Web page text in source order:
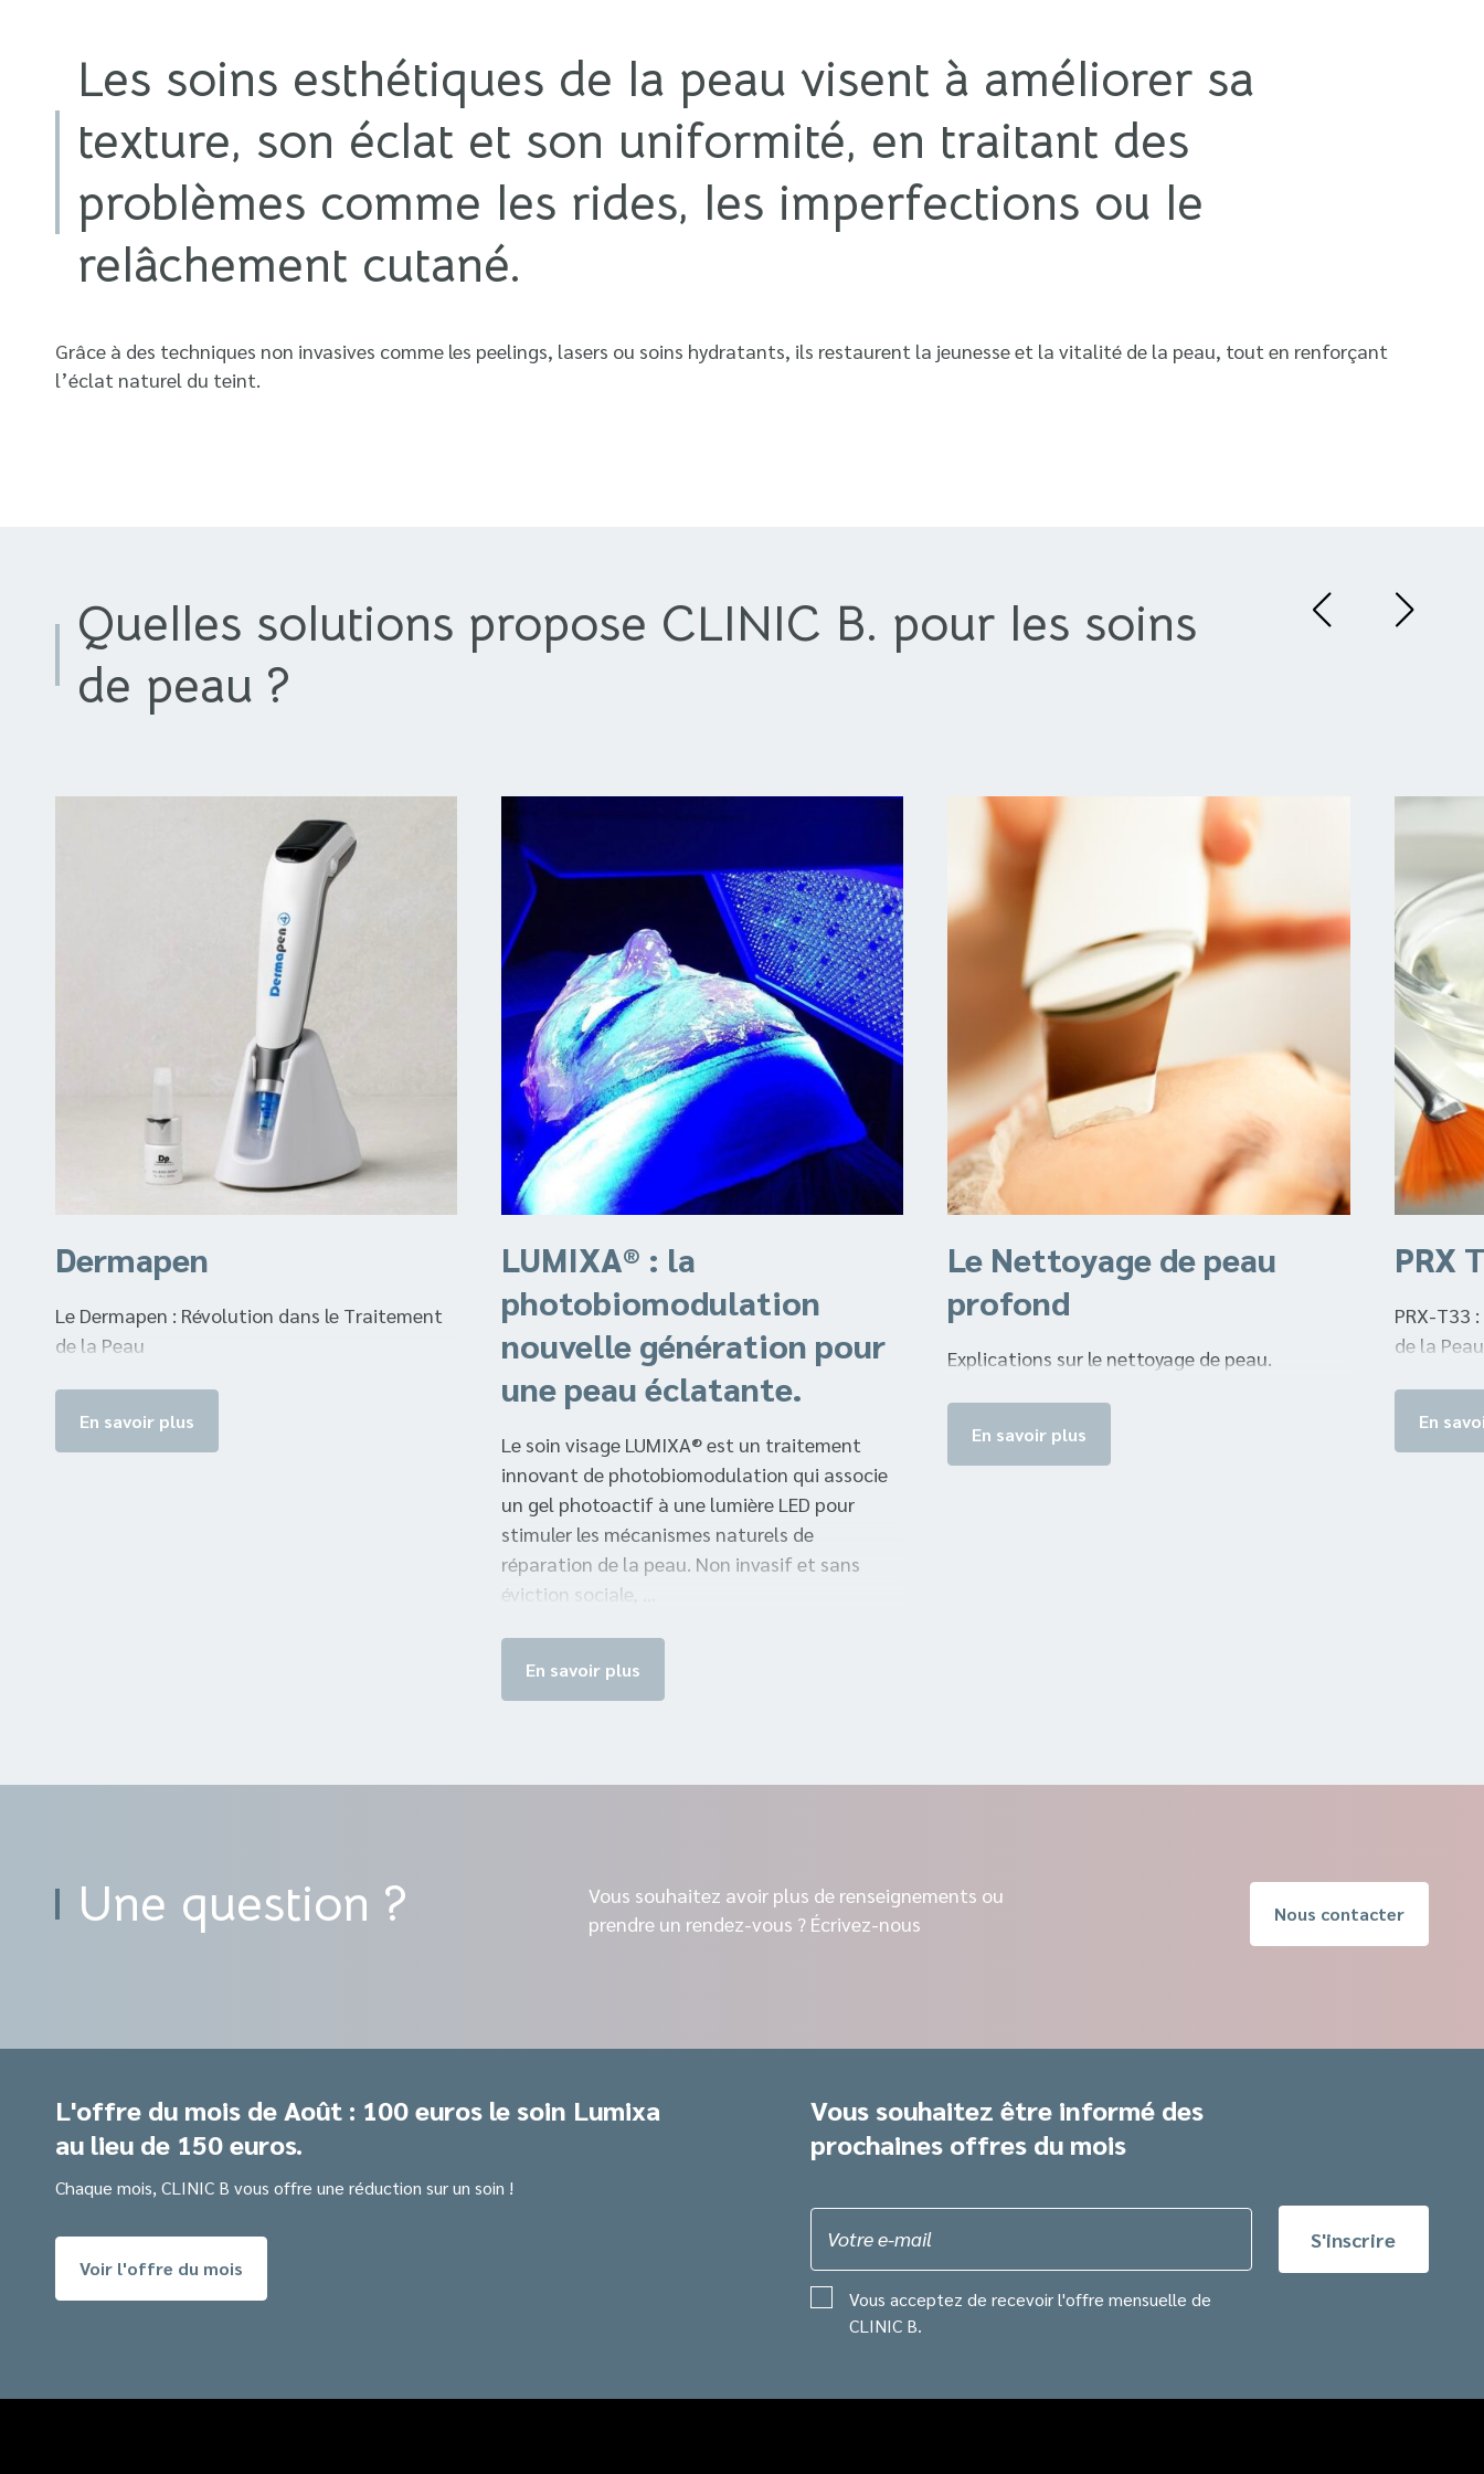
Les soins esthétiques de la peau visent à améliorer sa
texture, son éclat et son uniformité, en traitant des
problèmes comme les rides, les imperfections ou le
relâchement cutané.
Grâce à des techniques non invasives comme les peelings, lasers ou soins hydratants, ils restaurent la jeunesse et la vitalité de la peau, tout en renforçant
l’éclat naturel du teint.
Quelles solutions propose CLINIC B. pour les soins
de peau ?
Dermapen
Le Dermapen : Révolution dans le Traitement
de la Peau
En savoir plus
LUMIXA® : la
photobiomodulation
nouvelle génération pour
une peau éclatante.
Le soin visage LUMIXA® est un traitement
innovant de photobiomodulation qui associe
un gel photoactif à une lumière LED pour
stimuler les mécanismes naturels de
réparation de la peau. Non invasif et sans
éviction sociale, ...
En savoir plus
Le Nettoyage de peau
profond
Explications sur le nettoyage de peau.
En savoir plus
PRX
PRX-T33
de la Peau
En
Une question ?
Vous souhaitez avoir plus de renseignements ou
prendre un rendez-vous ? Écrivez-nous
Nous contacter
L'offre du mois de Août : 100 euros le soin Lumixa
au lieu de 150 euros.
Chaque mois, CLINIC B vous offre une réduction sur un soin !
Voir l'offre du mois
Vous souhaitez être informé des
prochaines offres du mois
Votre e-mail
Vous acceptez de recevoir l'offre mensuelle de
CLINIC B.